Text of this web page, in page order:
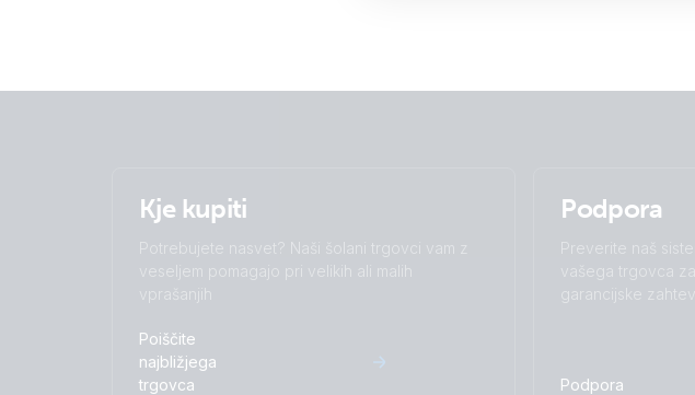
Kje kupiti
Potrebujete nasvet? Naši šolani trgovci vam z
veseljem pomagajo pri velikih ali malih
vprašanjih
Poiščite
najbližjega
trgovca
Podpora
Preverite naš
vašega trgovca
garancijske
Podpora